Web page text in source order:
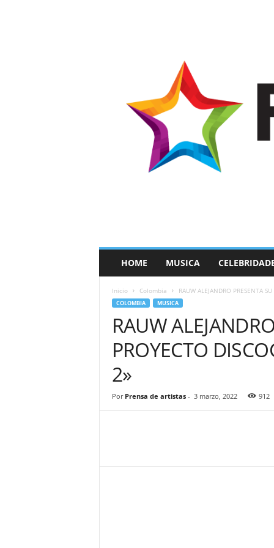
a
HOME MUSICA
Inicio Colombia RAUW ALEJANDRO PRESENTA
COLOMBIA MUSICA
RAUW
PROYECTO
2»
Por Prensa de artistas- 3 marzo, 2022 912